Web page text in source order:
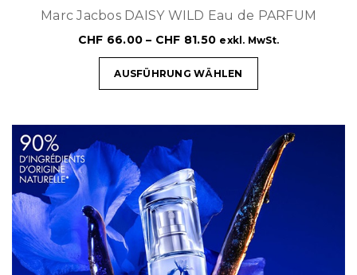
Marc Jacbos DAISY WILD Eau de PARFUM
CHF 66.00 – CHF 81.50 exkl. MwSt.
AUSFÜHRUNG WÄHLEN